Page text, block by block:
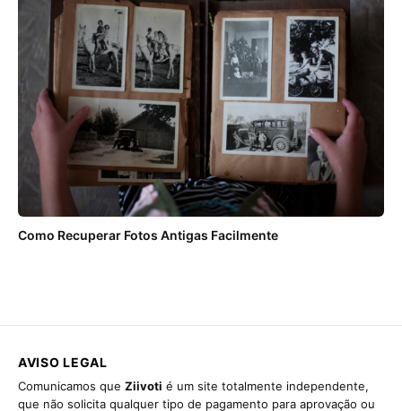
Como Recuperar Fotos Antigas Facilmente
AVISO LEGAL
Comunicamos que Ziivoti é um site totalmente independente,
que não solicita qualquer tipo de pagamento para aprovação ou